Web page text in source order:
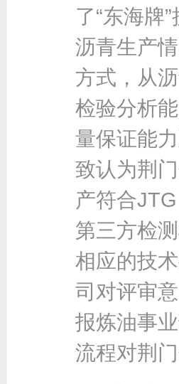
了“东海牌
沥青生产
方式，从
检验分析
量保证能
致认为荆
产符合
第三方检
相应的技
司对评审
报炼油事
流程对荆